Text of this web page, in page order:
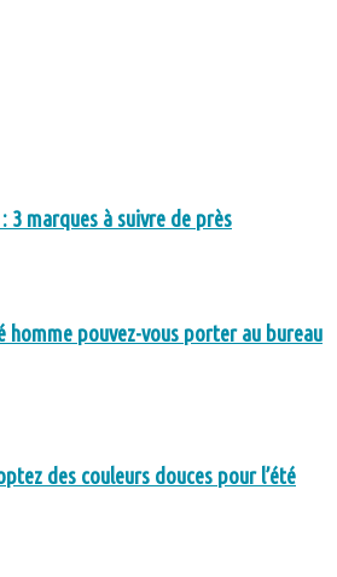
3 marques à suivre de près
homme pouvez-vous porter au bureau
des couleurs douces pour l’été